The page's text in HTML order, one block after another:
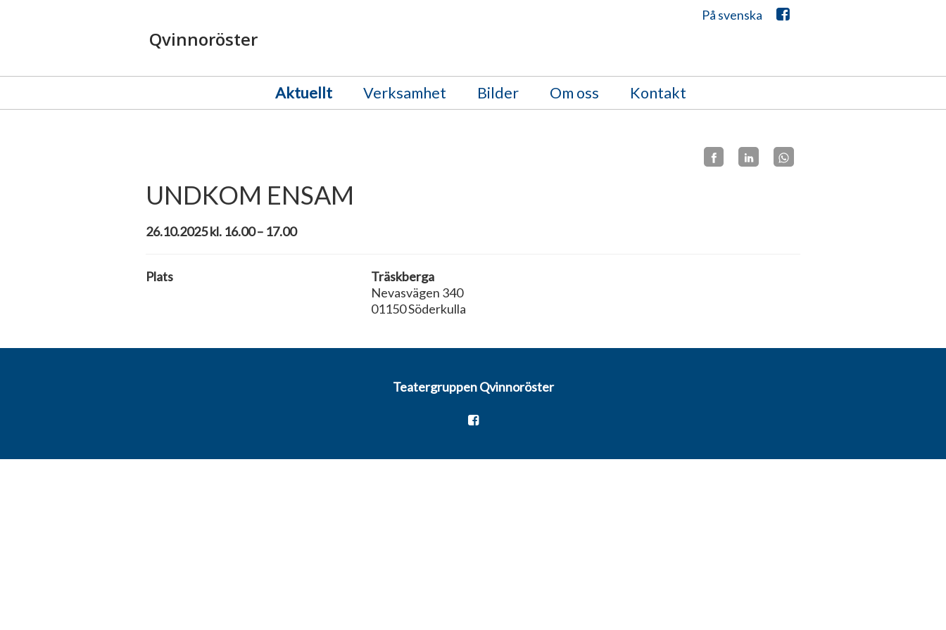
På svenska
Qvinnoröster
Aktuellt Verksamhet Bilder Om oss Kontakt
UNDKOM ENSAM
26.10.2025 kl. 16.00 – 17.00
Plats
Träskberga
Nevasvägen 340
01150 Söderkulla
Teatergruppen Qvinnoröster